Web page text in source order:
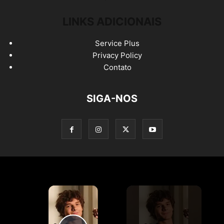
Service Plus
Privacy Policy
Contato
SIGA-NOS
×